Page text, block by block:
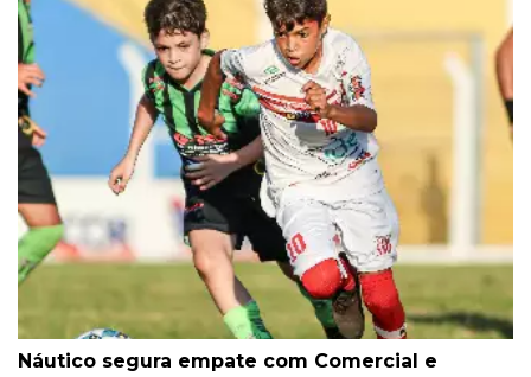
Náutico segura empate com Comercial e